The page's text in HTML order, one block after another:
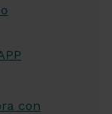
con